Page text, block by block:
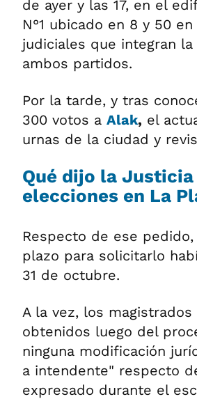
de ayer y las 17, en el
N°1 ubicado en 8 y 50
judiciales que integran la
ambos partidos.
Por la tarde, y tras
300 votos a Alak, el
urnas de la ciudad y
Qué dijo la
elecciones en La
Respecto de ese
plazo para solicitarlo
31 de octubre.
A la vez, los
obtenidos luego del
ninguna modificación
a intendente" respecto
expresado durante el